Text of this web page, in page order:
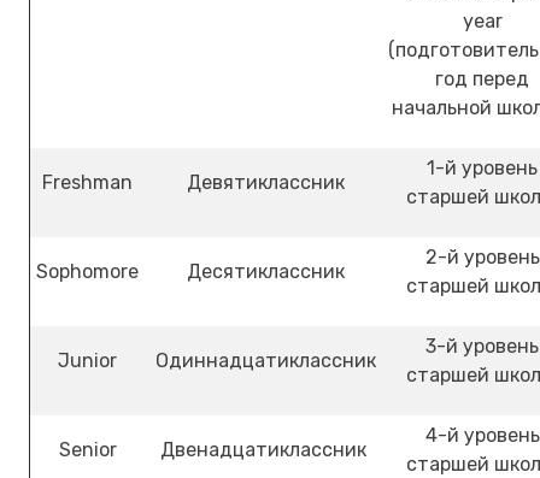
year
год перед
начальной
Freshman Девятиклассник
1-й уровень
старшей
Sophomore Десятиклассник
2-й уровень
старшей
Junior Одиннадцатиклассник
3-й уровень
старшей
Senior Двенадцатиклассник
4-й уровень
старшей